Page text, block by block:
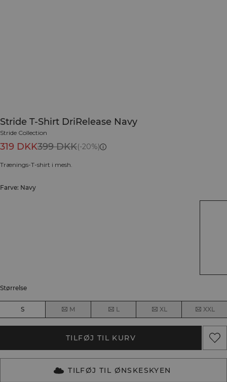
Stride T-Shirt DriRelease Navy
Stride Collection
319 DKK399 DKK(-20%)
Trænings-T-shirt i mesh.
Farve: Navy
Størrelse
S M L XL XXL
TILFØJ TIL KURV
TILFØJ TIL ØNSKESKYEN